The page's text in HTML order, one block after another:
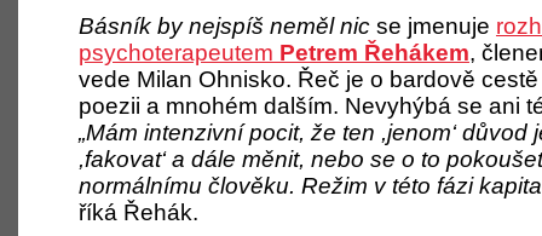
Básník by nejspíš neměl nic se jmenuje
psychoterapeutem Petrem Řehákem,
vede Milan Ohnisko. Řeč je o bardově
poezii a mnohém dalším. Nevyhýbá se ani
„Mám intenzivní pocit, že ten ,jenom‘
,fakovat‘a dále měnit, nebo se o to
normálnímu člověku. Režim v této fázi
říká Řehák.